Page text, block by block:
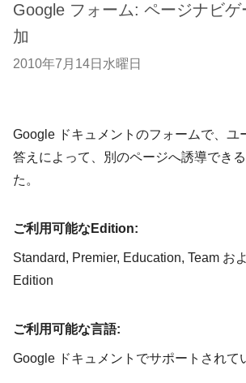
Google フォーム: ページナビゲ
加
2010年7月14日水曜日
Google ドキュメントのフォームで、ユ
答えによって、別のページへ誘導でき
た。
ご利用可能なEdition:
Standard, Premier, Education, Team お
Edition
ご利用可能な言語:
Google ドキュメントでサポートされて